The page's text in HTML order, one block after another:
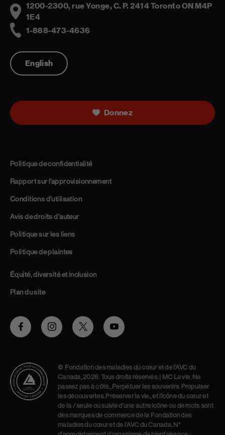
Address
1200-2300, rue Yonge, C. P. 2414 Toronto ON M4P
1E4
1-888-473-4636
English
Donnez
Politique de confidentialité
Rapport sur l’approvisionnement
Conditions d’utilisation
Avis de droits d’auteur
Politique sur les liens
Politique de plaintes
Équité, diversité et inclusion
Plan du site
FacebookInstagramTwitter Youtube
© Fondation des maladies du cœur et de l’AVC du
Canada, 2026. Tous droits réservés. | MC La vie. Ne
passez pas à côté., Perpétuer les souvenirs. Propulser
les découvertes. Préserver la vie., et l’icône du cœur et
de la / seule ou suivie d’une autre icône ou de mots sont
des marques de commerce de la Fondation des
maladies du cœur et de l’AVC du Canada. N°